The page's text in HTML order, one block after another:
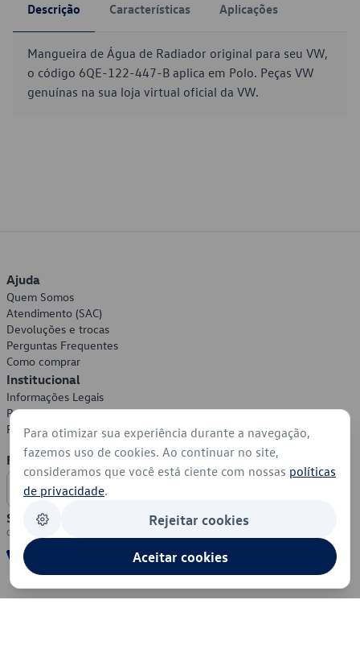
Descrição Características Aplicações
Mangueira de Água de Radiador original para seu VW,
o código 6QE-122-447-B aplica em Polo. Peças VW
genuínas na sua loja virtual oficial da VW.
Ajuda
Quem Somos
Atendimento (SAC)
Devoluções e trocas
Perguntas Frequentes
Como comprar
Institucional
Informações Legais
Política de Privacidade
Política de Cookies
Formas de Pagamento
Segurança
Para otimizar sua experiência durante a navegação,
fazemos uso de cookies. Ao continuar no site,
consideramos que você está ciente com nossas políticas
de privacidade.
Rejeitar cookies
Aceitar cookies